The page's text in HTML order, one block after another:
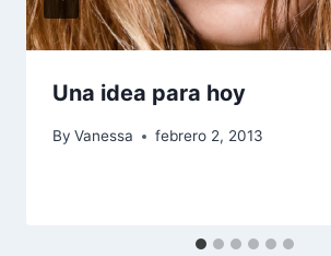
Una idea para hoy
By Vanessa febrero 2, 2013